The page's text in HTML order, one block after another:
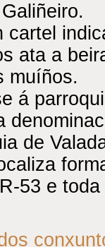
cartel
ata a
muíños.
á
de
53 e